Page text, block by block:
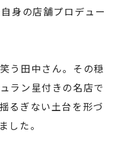
身の店舗プロデュー
う田中さん。その穏
ラン星付きの名店で
るぎない土台を形づ
した。